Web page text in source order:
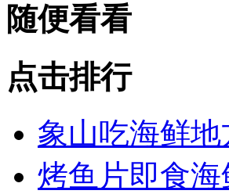
随便看看
点击排行
象山吃海鲜
烤鱼片即食